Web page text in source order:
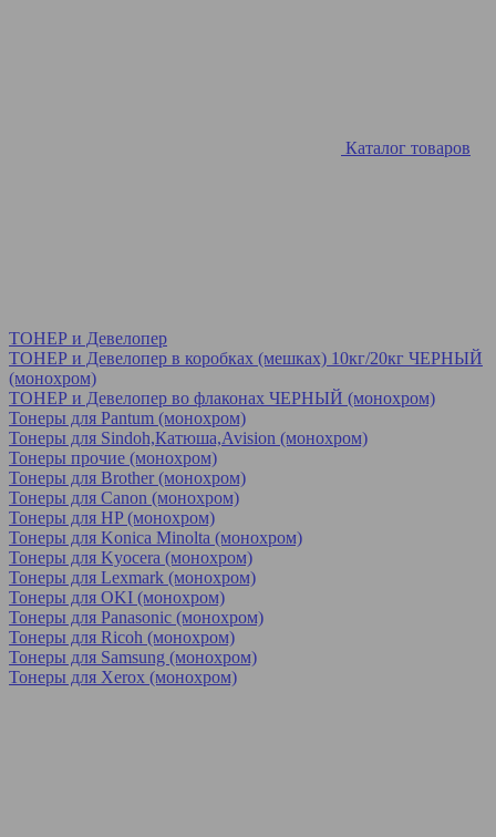
Каталог товаров
ТОНЕР и Девелопер
ТОНЕР и Девелопер в коробках (мешках) 10кг/20кг ЧЕРНЫЙ
(монохром)
ТОНЕР и Девелопер во флаконах ЧЕРНЫЙ (монохром)
Тонеры для Pantum (монохром)
Тонеры для Sindoh,Катюша,Avision (монохром)
Тонеры прочие (монохром)
Тонеры для Brother (монохром)
Тонеры для Canon (монохром)
Тонеры для HP (монохром)
Тонеры для Konica Minolta (монохром)
Тонеры для Kyocera (монохром)
Тонеры для Lexmark (монохром)
Тонеры для OKI (монохром)
Тонеры для Panasonic (монохром)
Тонеры для Ricoh (монохром)
Тонеры для Samsung (монохром)
Тонеры для Xerox (монохром)